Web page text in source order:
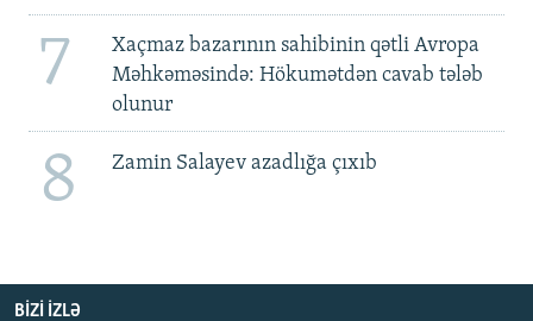
7
Xaçmaz bazarının sahibinin qətli Avropa
Məhkəməsində: Hökumətdən cavab tələb
olunur
8 Zamin Salayev azadlığa çıxıb
BIZI IZLƏ